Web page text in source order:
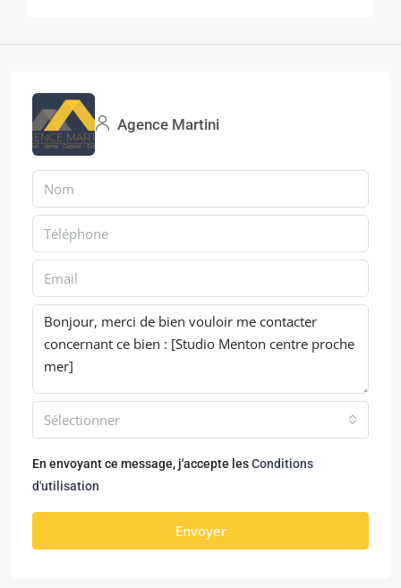
Agence Martini
Sélectionner
En envoyant ce message, j'accepte lesConditions
d'utilisation
Envoyer